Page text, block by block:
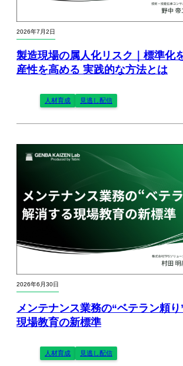
2026年7月2日
製造現場の属人化リスク｜標準化
産性を高める 実践的な方法とは
人材育成 見逃し配信
2026年6月30日
メンテナンス業務の“ベテラン頼
現場教育の新標準
人材育成 見逃し配信